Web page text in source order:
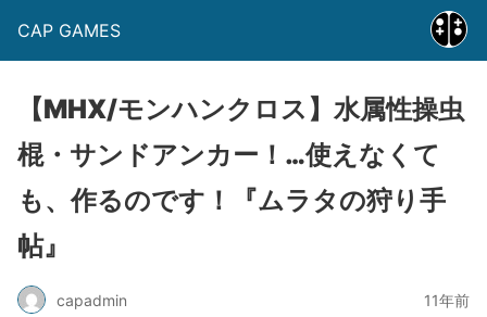
CAP GAMES
【MHX/モンハンクロス】水属性操虫
棍・サンドアンカー！…使えなくて
も、作るのです！『ムラタの狩り手
帖』
capadmin 11年前